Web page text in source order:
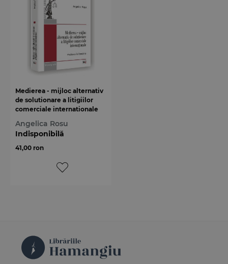
Medierea - mijloc alternativ
de solutionare a litigiilor
comerciale internationale
Angelica Rosu
Indisponibilă
41,00 ron